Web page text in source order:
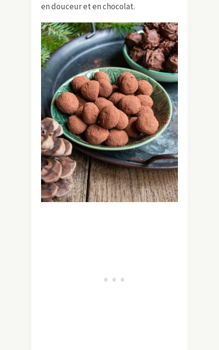
en douceur et en chocolat.